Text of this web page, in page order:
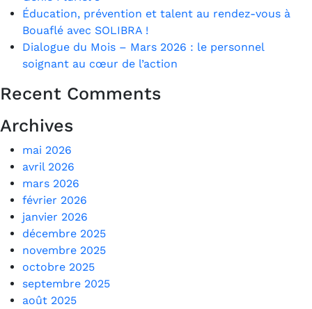
Éducation, prévention et talent au rendez-vous à
Bouaflé avec SOLIBRA !
Dialogue du Mois – Mars 2026 : le personnel
soignant au cœur de l’action
Recent Comments
Archives
mai 2026
avril 2026
mars 2026
février 2026
janvier 2026
décembre 2025
novembre 2025
octobre 2025
septembre 2025
août 2025